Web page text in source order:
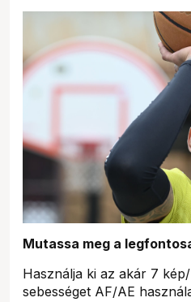
Mutassa meg a
Használja ki az akár 7
sebességet AF/AE